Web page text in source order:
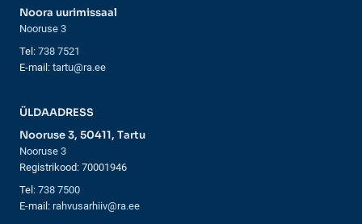
Noora uurimissaal
Nooruse 3
Tel: 738 7521
E-mail: tartu@ra.ee
ÜLDAADRESS
Nooruse 3, 50411, Tartu
Nooruse 3
Registrikood: 70001946
Tel: 738 7500
E-mail: rahvusarhiiv@ra.ee